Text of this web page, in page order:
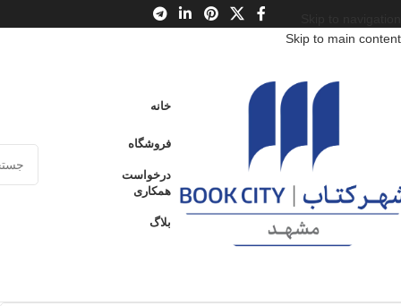
Skip to main content
خانه
فروشگاه
درخواست
همکاری
بلاگ
محصولات / کتاب کودک و نوجوان
فروخته شده
پنهان ربکا